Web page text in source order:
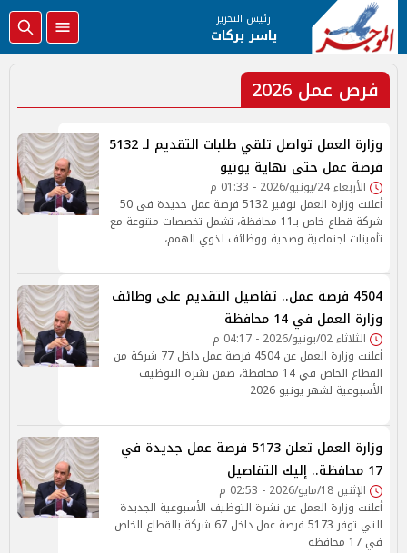
رئيس التحرير
ياسر بركات
فرص عمل 2026
وزارة العمل تواصل تلقي طلبات التقديم لـ 5132
فرصة عمل حتى نهاية يونيو
الأربعاء 24/يونيو/2026 - 01:33 م
أعلنت وزارة العمل توفير 5132 فرصة عمل جديدة في 50
شركة قطاع خاص بـ11 محافظة، تشمل تخصصات متنوعة مع
تأمينات اجتماعية وصحية ووظائف لذوي الهمم،
4504 فرصة عمل.. تفاصيل التقديم على وظائف
وزارة العمل في 14 محافظة
الثلاثاء 02/يونيو/2026 - 04:17 م
أعلنت وزارة العمل عن 4504 فرصة عمل داخل 77 شركة من
القطاع الخاص في 14 محافظة، ضمن نشرة التوظيف
الأسبوعية لشهر يونيو 2026
وزارة العمل تعلن 5173 فرصة عمل جديدة في
17 محافظة.. إليك التفاصيل
الإثنين 18/مايو/2026 - 02:53 م
أعلنت وزارة العمل عن نشرة التوظيف الأسبوعية الجديدة
التي توفر 5173 فرصة عمل داخل 67 شركة بالقطاع الخاص
في 17 محافظة